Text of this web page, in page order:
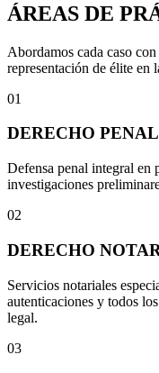
ÁREAS DE
Abordamos cada caso
representación de élite en
01
DERECHO PENAL
Defensa penal integral en
investigaciones
02
DERECHO
Servicios notariales
autenticaciones y todos
legal.
03